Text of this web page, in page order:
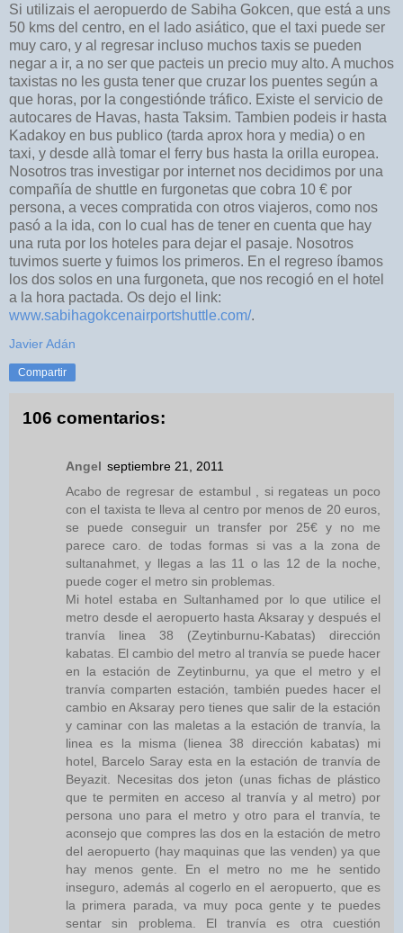
Si utilizais el aeropuerdo de Sabiha Gokcen, que está a uns
50 kms del centro, en el lado asiático, que el taxi puede ser
muy caro, y al regresar incluso muchos taxis se pueden
negar a ir, a no ser que pacteis un precio muy alto. A muchos
taxistas no les gusta tener que cruzar los puentes según a
que horas, por la congestiónde tráfico. Existe el servicio de
autocares de Havas, hasta Taksim. Tambien podeis ir hasta
Kadakoy en bus publico (tarda aprox hora y media) o en
taxi, y desde allà tomar el ferry bus hasta la orilla europea.
Nosotros tras investigar por internet nos decidimos por una
compañía de shuttle en furgonetas que cobra 10 € por
persona, a veces compratida con otros viajeros, como nos
pasó a la ida, con lo cual has de tener en cuenta que hay
una ruta por los hoteles para dejar el pasaje. Nosotros
tuvimos suerte y fuimos los primeros. En el regreso íbamos
los dos solos en una furgoneta, que nos recogió en el hotel
a la hora pactada. Os dejo el link:
www.sabihagokcenairportshuttle.com/.
Javier Adán
Compartir
106 comentarios:
Angel septiembre 21, 2011
Acabo de regresar de estambul , si regateas un poco
con el taxista te lleva al centro por menos de 20 euros,
se puede conseguir un transfer por 25€ y no me
parece caro. de todas formas si vas a la zona de
sultanahmet, y llegas a las 11 o las 12 de la noche,
puede coger el metro sin problemas.
Mi hotel estaba en Sultanhamed por lo que utilice el
metro desde el aeropuerto hasta Aksaray y después el
tranvía linea 38 (Zeytinburnu-Kabatas) dirección
kabatas. El cambio del metro al tranvía se puede hacer
en la estación de Zeytinburnu, ya que el metro y el
tranvía comparten estación, también puedes hacer el
cambio en Aksaray pero tienes que salir de la estación
y caminar con las maletas a la estación de tranvía, la
linea es la misma (lienea 38 dirección kabatas) mi
hotel, Barcelo Saray esta en la estación de tranvía de
Beyazit. Necesitas dos jeton (unas fichas de plástico
que te permiten en acceso al tranvía y al metro) por
persona uno para el metro y otro para el tranvía, te
aconsejo que compres las dos en la estación de metro
del aeropuerto (hay maquinas que las venden) ya que
hay menos gente. En el metro no me he sentido
inseguro, además al cogerlo en el aeropuerto, que es
la primera parada, va muy poca gente y te puedes
sentar sin problema. El tranvía es otra cuestión